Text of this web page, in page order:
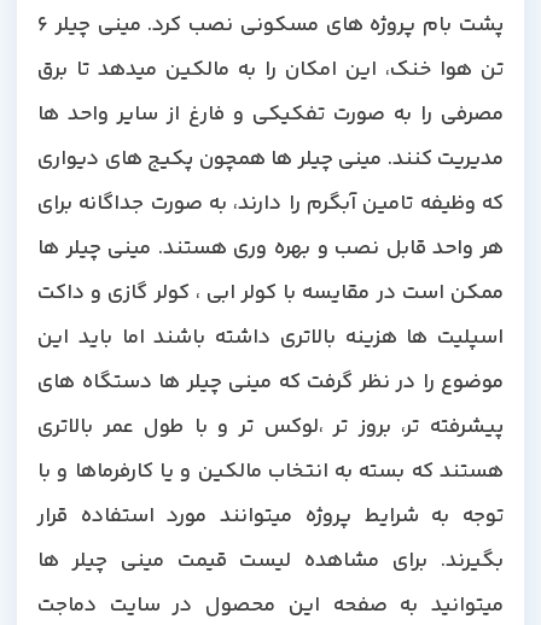
پشت بام پروژه های مسکونی نصب کرد. مینی چیلر 6
تن هوا خنک، این امکان را به مالکین میدهد تا برق
مصرفی را به صورت تفکیکی و فارغ از سایر واحد ها
مدیریت کنند. مینی چیلر ها همچون پکیج های دیواری
که وظیفه تامین آبگرم را دارند، به صورت جداگانه برای
هر واحد قابل نصب و بهره وری هستند. مینی چیلر ها
ممکن است در مقایسه با کولر ابی ، کولر گازی و داکت
اسپلیت ها هزینه بالاتری داشته باشند اما باید این
موضوع را در نظر گرفت که مینی چیلر ها دستگاه های
پیشرفته تر، بروز تر ،لوکس تر و با طول عمر بالاتری
هستند که بسته به انتخاب مالکین و یا کارفرماها و با
توجه به شرایط پروژه میتوانند مورد استفاده قرار
بگیرند. برای مشاهده لیست قیمت مینی چیلر ها
میتوانید به صفحه این محصول در سایت دماجت